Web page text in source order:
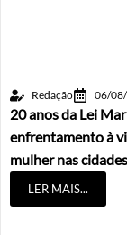
Redação 06/
20 anos da Lei
enfrentamento à
mulher nas
LER MAIS...